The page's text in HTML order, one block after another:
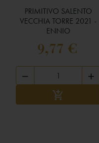
PRIMITIVO SALENTO
VECCHIA TORRE 2021 -
ENNIO
9,77 €
 
